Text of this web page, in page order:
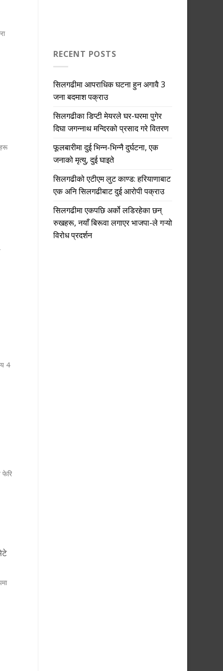
4
फेरि
RECENT POSTS
सिलगढीमा आपराधिक घटना हुन अगावै 3
जना बदमाश पक्राउ
सिलगढीका डिप्टी मेयरले घर-घरमा पुगेर
दिघा जगन्नाथ मन्दिरको प्रसाद गरे वितरण
फूलबारीमा दुई भिन्न-भिन्नै दुर्घटना, एक
जनाको मृत्यु, दुई घाइते
सिलगढीको एटीएम लुट काण्ड: हरियाणाबाट
एक अनि सिलगढीबाट दुई आरोपी पक्राउ
सिलगढीमा एकपछि अर्को लडिरहेका छन्
रुखहरू, नयाँ बिरूवा लगाएर भाजपा-ले गऱ्यो
विरोध प्रदर्शन